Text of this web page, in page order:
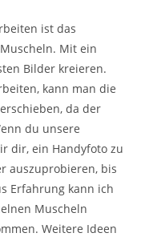
ist das
Mit ein
Bilder kreieren.
kann man die
da der
du unsere
dir, ein Handyfoto zu
auszuprobieren, bis
Erfahrung kann ich
Muscheln
Weitere Ideen